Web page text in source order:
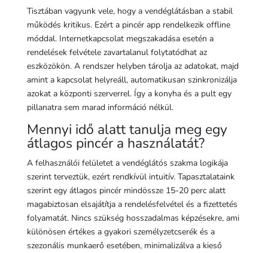
Tisztában vagyunk vele, hogy a vendéglátásban a stabil
működés kritikus. Ezért a pincér app rendelkezik offline
móddal. Internetkapcsolat megszakadása esetén a
rendelések felvétele zavartalanul folytatódhat az
eszközökön. A rendszer helyben tárolja az adatokat, majd
amint a kapcsolat helyreáll, automatikusan szinkronizálja
azokat a központi szerverrel. Így a konyha és a pult egy
pillanatra sem marad információ nélkül.
Mennyi idő alatt tanulja meg egy
átlagos pincér a használatát?
A felhasználói felületet a vendéglátós szakma logikája
szerint terveztük, ezért rendkívül intuitív. Tapasztalataink
szerint egy átlagos pincér mindössze 15-20 perc alatt
magabiztosan elsajátítja a rendelésfelvétel és a fizettetés
folyamatát. Nincs szükség hosszadalmas képzésekre, ami
különösen értékes a gyakori személyzetcserék és a
szezonális munkaerő esetében, minimalizálva a kieső